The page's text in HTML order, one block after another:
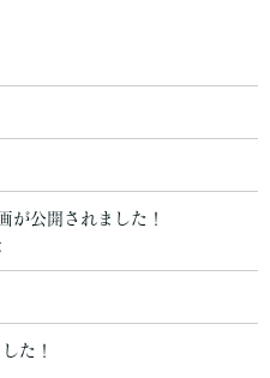
が公開されました！
た！